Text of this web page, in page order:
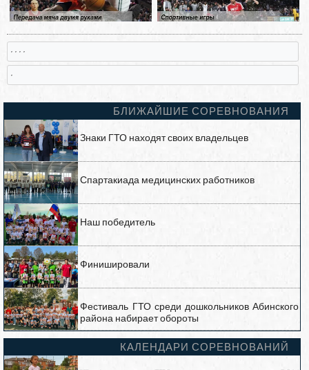
БЛИЖАЙШИЕ СОРЕВНОВАНИЯ
Знаки ГТО находят своих владельцев
Спартакиада медицинских работников
Наш победитель
Финишировали
Фестиваль ГТО среди дошкольников Абинского
района набирает обороты
КАЛЕНДАРИ СОРЕВНОВАНИЙ